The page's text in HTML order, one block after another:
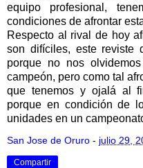
equipo profesional,
condiciones de afrontar
Respecto al rival de hoy
son difíciles, este reviste
porque no nos
campeón, pero como tal
que tenemos y ojalá al
porque en condición de
unidades en un
San Jose de Oruro - julio 29,
Compartir